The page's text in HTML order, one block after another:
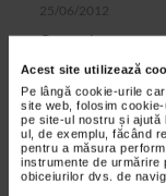
Acest site utilizează
Pe lângă cookie-urile
site web, folosim
pe site-ul nostru și ajută
ul, de exemplu, făcând
pentru a măsura
instrumente de urmărire
obiceiurilor dvs. de
25/06/2012
Cea mai noua
EXCELSIOR este
dintre cei mai
VIDEO